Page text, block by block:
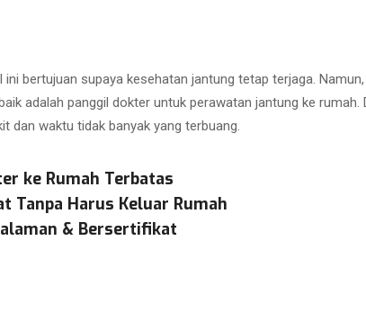
bertujuan supaya kesehatan jantung tetap terjaga.
adalah panggil dokter untuk perawatan jantung ke rumah.
dan waktu tidak banyak yang terbuang.
ke Rumah Terbatas
Tanpa Harus Keluar Rumah
& Bersertifikat